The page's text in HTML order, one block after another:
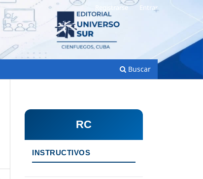
Buscar
Registrarse Entrar
RC
INSTRUCTIVOS